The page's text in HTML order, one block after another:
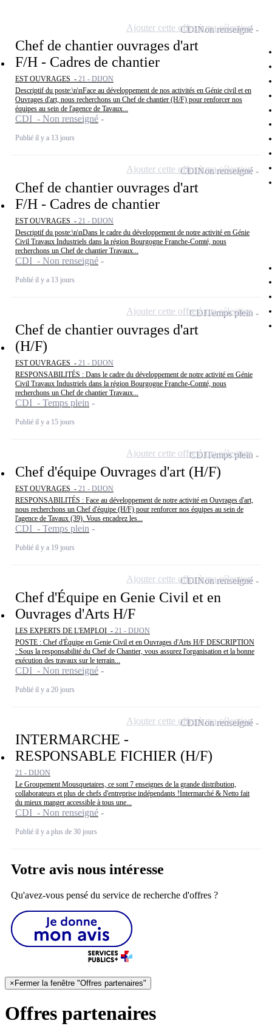
Chef de chantier ouvrages d'art
F/H - Cadres de chantier
EST OUVRAGES - 21 - DIJON
Descriptif du poste:\n\nFace au développement de nos activités en Génie civil et en
Ouvrages d'art, nous recherchons un Chef de chantier (H/F) pour renforcer nos
équipes au sein de l'agence de Tavaux...
CDI - Non renseigné
Publié il y a 13 jours
CDINon renseigné
Ajouter cette offre à ma sélection
Chef de chantier ouvrages d'art
F/H - Cadres de chantier
EST OUVRAGES - 21 - DIJON
Descriptif du poste:\n\nDans le cadre du développement de notre activité en Génie
Civil Travaux Industriels dans la région Bourgogne Franche-Comté, nous
recherchons un Chef de chantier Travaux...
CDI - Non renseigné
Publié il y a 13 jours
CDINon renseigné
Ajouter cette offre à ma sélection
Chef de chantier ouvrages d'art
(H/F)
EST OUVRAGES - 21 - DIJON
RESPONSABILITÉS : Dans le cadre du développement de notre activité en Génie
Civil Travaux Industriels dans la région Bourgogne Franche-Comté, nous
recherchons un Chef de chantier Travaux...
CDI - Temps plein
Publié il y a 15 jours
CDITemps plein
Ajouter cette offre à ma sélection
Chef d'équipe Ouvrages d'art (H/F)
EST OUVRAGES - 21 - DIJON
RESPONSABILITÉS : Face au développement de notre activité en Ouvrages d'art,
nous recherchons un Chef d'équipe (H/F) pour renforcer nos équipes au sein de
l'agence de Tavaux (39). Vous encadrez les...
CDI - Temps plein
Publié il y a 19 jours
CDITemps plein
Ajouter cette offre à ma sélection
Chef d'Équipe en Genie Civil et en
Ouvrages d'Arts H/F
LES EXPERTS DE L'EMPLOI - 21 - DIJON
POSTE : Chef d'Équipe en Genie Civil et en Ouvrages d'Arts H/F DESCRIPTION
: Sous la responsabilité du Chef de Chantier, vous assurez l'organisation et la bonne
exécution des travaux sur le terrain...
CDI - Non renseigné
Publié il y a 20 jours
CDINon renseigné
Ajouter cette offre à ma sélection
INTERMARCHE -
RESPONSABLE FICHIER (H/F)
21 - DIJON
Le Groupement Mousquetaires, ce sont 7 enseignes de la grande distribution,
collaborateurs et plus de chefs d'entreprise indépendants !Intermarché & Netto fait
du mieux manger accessible à tous une...
CDI - Non renseigné
Publié il y a plus de 30 jours
CDINon renseigné
Ajouter cette offre à ma sélection
Votre avis nous intéresse
Qu'avez-vous pensé du service de recherche d'offres ?
× Fermer la fenêtre "Offres partenaires"
Offres partenaires